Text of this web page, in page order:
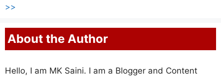
>>
About the Author
Hello, I am MK Saini. I am a Blogger and Content